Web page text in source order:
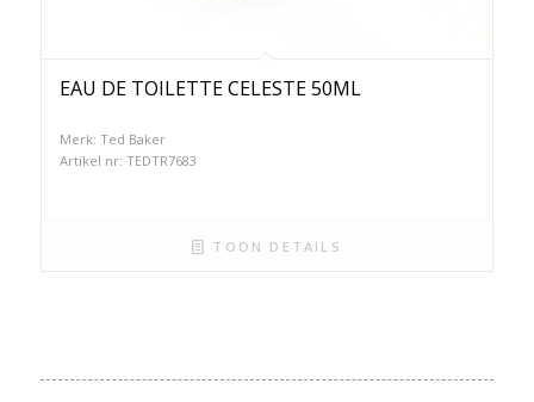
EAU DE TOILETTE CELESTE 50ML
Merk: Ted Baker
Artikel nr: TEDTR7683
TOON DETAILS